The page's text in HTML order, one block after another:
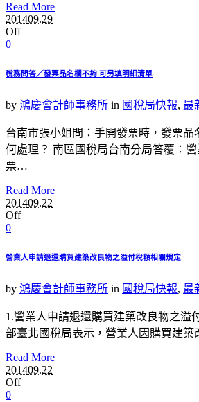
Read More
201409.29
Off
0
稅務問答／發票品名欄不夠 可另填明細清單
by 鴻慶會計師事務所 in 國稅局快報, 最
台南市張小姐問：手開發票時，發票品
何處理？ 南區國稅局台南分局答覆：
票…
Read More
201409.22
Off
0
營業人申請退還購買建築改良物之溢付稅額相關規定
by 鴻慶會計師事務所 in 國稅局快報, 最
1.營業人申請退還購買建築改良物之
部臺北國稅局表示，營業人因購買建
Read More
201409.22
Off
0